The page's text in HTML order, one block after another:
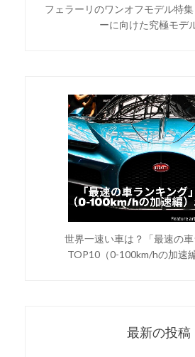
フェラーリのワンオフモデル特
ーに向けた究極モデ
世界一速い車は？「最速の車
TOP10（0-100km/hの加速
最新の投稿